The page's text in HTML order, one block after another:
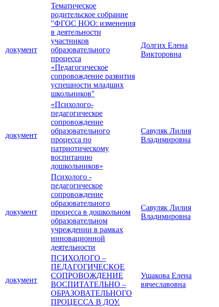
документ
Тематическое
родительское собрание
"ФГОС НОО: изменения
в деятельности
участников
образовательного
процесса
«Педагогическое
сопровождение развития
успешности младших
школьников"
Долгих Елена
Викторовна
документ
«Психолого-
педагогическое
сопровождение
образовательного
процесса по
патриотическому
воспитанию
дошкольников»
Савуляк Лилия
Владимировна
документ
Психолого -
педагогическое
сопровождение
образовательного
процесса в дошкольном
образовательном
учреждении в рамках
инновационной
деятельности
Савуляк Лилия
Владимировна
документ
ПСИХОЛОГО –
ПЕДАГОГИЧЕСКОЕ
СОПРОВОЖДЕНИЕ
ВОСПИТАТЕЛЬНО –
ОБРАЗОВАТЕЛЬНОГО
ПРОЦЕССА В ДОУ.
Ушакова Елена
вячеславовна